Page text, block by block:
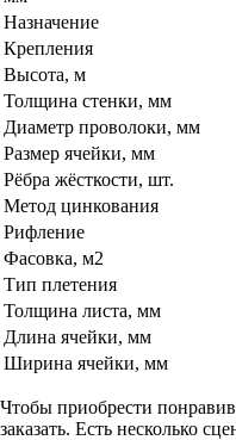
Назначение
Крепления
Высота, м
Толщина стенки, мм
Диаметр проволоки, мм
Размер ячейки, мм
Рёбра жёсткости, шт.
Метод цинкования
Рифление
Фасовка, м2
Тип плетения
Толщина листа, мм
Длина ячейки, мм
Ширина ячейки, мм
Чтобы приобрести
заказать. Есть несколько